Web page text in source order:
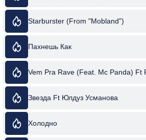
Starburster (From "Mobland")
Пахнешь Как
Vem Pra Rave (Feat. Mc Panda) Ft
Звезда Ft Юлдуз Усманова
Холодно